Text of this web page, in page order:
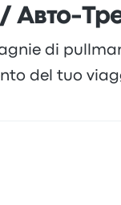
Авто-
di
del tuo